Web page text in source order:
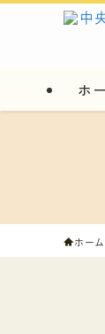
ホ
ホーム